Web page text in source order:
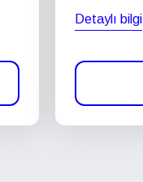
Detaylı bilgi